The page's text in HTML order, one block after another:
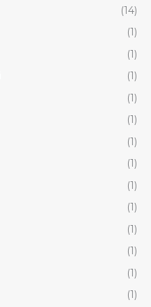
(14)
(1)
(1)
(1)
(1)
(1)
(1)
(1)
(1)
(1)
(1)
(1)
(1)
(1)